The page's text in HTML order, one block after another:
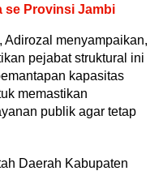
se Provinsi Jambi
Adirozal menyampaikan,
pejabat struktural ini
kapasitas
memastikan
publik agar tetap
Daerah Kabupaten